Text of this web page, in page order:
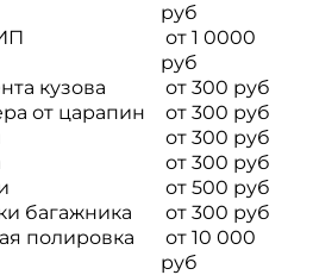
руб
от 1 0000
руб
кузова
от 300 руб
от царапин
от 300 руб
от 300 руб
от 300 руб
от 500 руб
багажника
от 300 руб
полировка
от 10 000
руб